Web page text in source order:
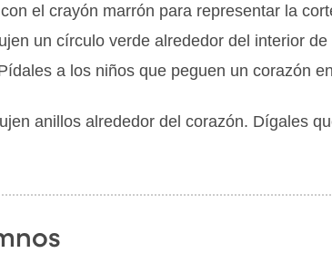
el crayón marrón para representar la
un círculo verde alrededor del interior
a los niños que peguen un corazón
anillos alrededor del corazón. Dígales